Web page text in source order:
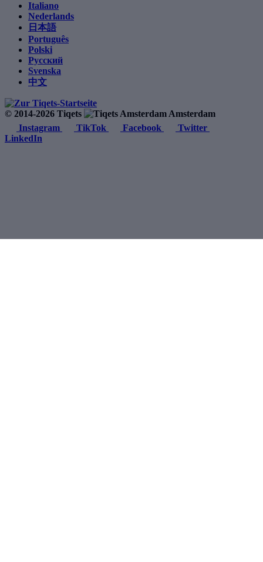
Italiano
Nederlands
日本語
Português
Polski
Русский
Svenska
中文
© 2014-2026 Tiqets
Amsterdam
Instagram
TikTok Facebook
Twitter
LinkedIn